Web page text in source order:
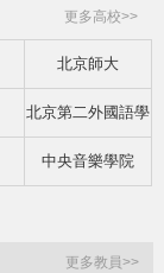
更多高校>>
北京師大
北京第二外國語學
院
中央音樂學院
更多教員>>